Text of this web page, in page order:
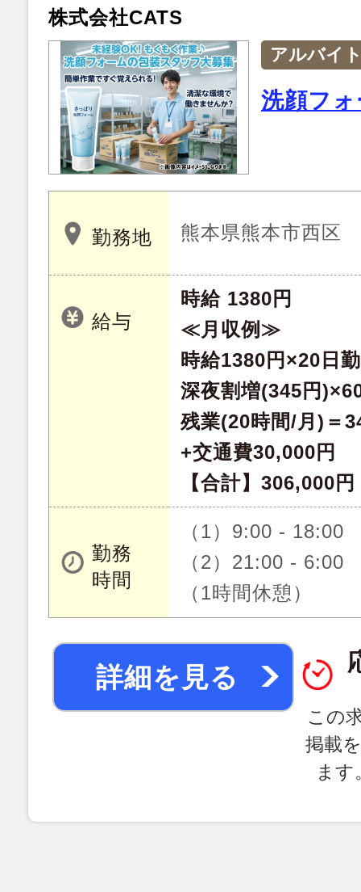
株式会社CATS
アルバイ
洗顔フ
勤務地 熊本県熊本市西区
給与
時給 1380円
≪月収例≫
時給1380円×20日
深夜割増(345円
残業(20時間/月)＝
+交通費30,000円
【合計】306,000円
勤務
時間
（1）9:00 - 18:00
（2）21:00 - 6:00
（1時間休憩）
詳細を見る
この
掲載
ま